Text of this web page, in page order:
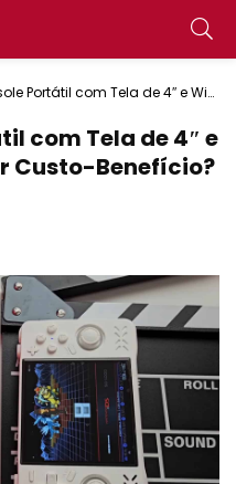
Portátil com Tela de 4″ e Wi-
com Tela de 4″ e
Custo-Benefício?